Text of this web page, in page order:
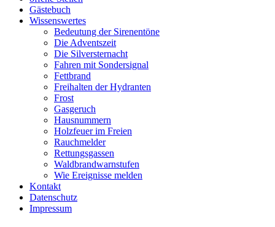
Gästebuch
Wissenswertes
Bedeutung der Sirenentöne
Die Adventszeit
Die Silversternacht
Fahren mit Sondersignal
Fettbrand
Freihalten der Hydranten
Frost
Gasgeruch
Hausnummern
Holzfeuer im Freien
Rauchmelder
Rettungsgassen
Waldbrandwarnstufen
Wie Ereignisse melden
Kontakt
Datenschutz
Impressum